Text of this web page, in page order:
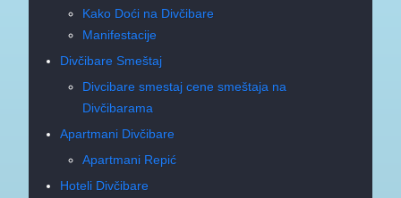
Kako Doći na Divčibare
Manifestacije
Divčibare Smeštaj
Divcibare smestaj cene smeštaja na
Divčibarama
Apartmani Divčibare
Apartmani Repić
Hoteli Divčibare